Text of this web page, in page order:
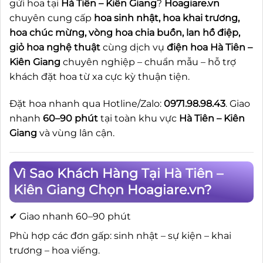
gửi hoa tại Hà Tiên – Kiên Giang? Hoagiare.vn
chuyên cung cấp hoa sinh nhật, hoa khai trương,
hoa chúc mừng, vòng hoa chia buồn, lan hồ điệp,
giỏ hoa nghệ thuật cùng dịch vụ điện hoa Hà Tiên –
Kiên Giang chuyên nghiệp – chuẩn mẫu – hỗ trợ
khách đặt hoa từ xa cực kỳ thuận tiện.
Đặt hoa nhanh qua Hotline/Zalo: 0971.98.98.43. Giao
nhanh 60–90 phút tại toàn khu vực Hà Tiên – Kiên
Giang và vùng lân cận.
Vì Sao Khách Hàng Tại Hà Tiên –
Kiên Giang Chọn Hoagiare.vn?
✔ Giao nhanh 60–90 phút
Phù hợp các đơn gấp: sinh nhật – sự kiện – khai
trương – hoa viếng.